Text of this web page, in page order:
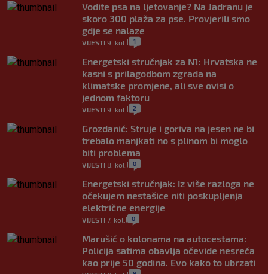
Vodite psa na ljetovanje? Na Jadranu je
skoro 300 plaža za pse. Provjerili smo
gdje se nalaze
VIJESTI 9. kol. 1
Energetski stručnjak za N1: Hrvatska ne
kasni s prilagodbom zgrada na
klimatske promjene, ali sve ovisi o
jednom faktoru
VIJESTI 9. kol. 2
Grozdanić: Struje i goriva na jesen ne bi
trebalo manjkati no s plinom bi moglo
biti problema
VIJESTI 8. kol. 0
Energetski stručnjak: Iz više razloga ne
očekujem nestašice niti poskupljenja
električne energije
VIJESTI 7. kol. 0
Marušić o kolonama na autocestama:
Policija satima obavlja očevide nesreća
kao prije 50 godina. Evo kako to ubrzati